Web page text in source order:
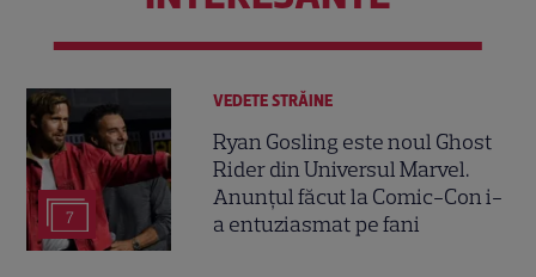
7
VEDETE STRĂINE
Ryan Gosling este noul Ghost
Rider din Universul Marvel.
Anunțul făcut la Comic-Con i-
a entuziasmat pe fani